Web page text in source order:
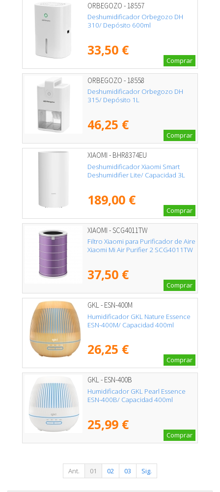
ORBEGOZO - 18557
Deshumidificador Orbegozo DH
310/ Depósito 600ml
33,50 €
Comprar
ORBEGOZO - 18558
Deshumidificador Orbegozo DH
315/ Depósito 1L
46,25 €
Comprar
XIAOMI - BHR8374EU
Deshumidificador Xiaomi Smart
Deshumidifier Lite/ Capacidad 3L
189,00 €
Comprar
XIAOMI - SCG4011TW
Filtro Xiaomi para Purificador de Aire
Xiaomi Mi Air Purifier 2 SCG4011TW
37,50 €
Comprar
GKL - ESN-400M
Humidificador GKL Nature Essence
ESN-400M/ Capacidad 400ml
26,25 €
Comprar
GKL - ESN-400B
Humidificador GKL Pearl Essence
ESN-400B/ Capacidad 400ml
25,99 €
Comprar
Ant. 01 02 03 Sig.